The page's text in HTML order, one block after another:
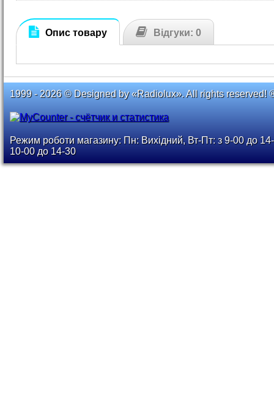
Опис товару Відгуки: 0
1999 - 2026 © Designed by «Radiolux». All rights reserved!
Режим роботи магазину: Пн: Вихідний, Вт-Пт: з 9-00 до
10-00 до 14-30